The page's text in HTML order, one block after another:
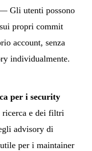
Gli utenti possono
propri commit
account, senza
individualmente.
per i security
e dei filtri
advisory di
per i maintainer